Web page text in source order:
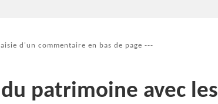
d'un commentaire en bas de page ---
patrimoine avec les